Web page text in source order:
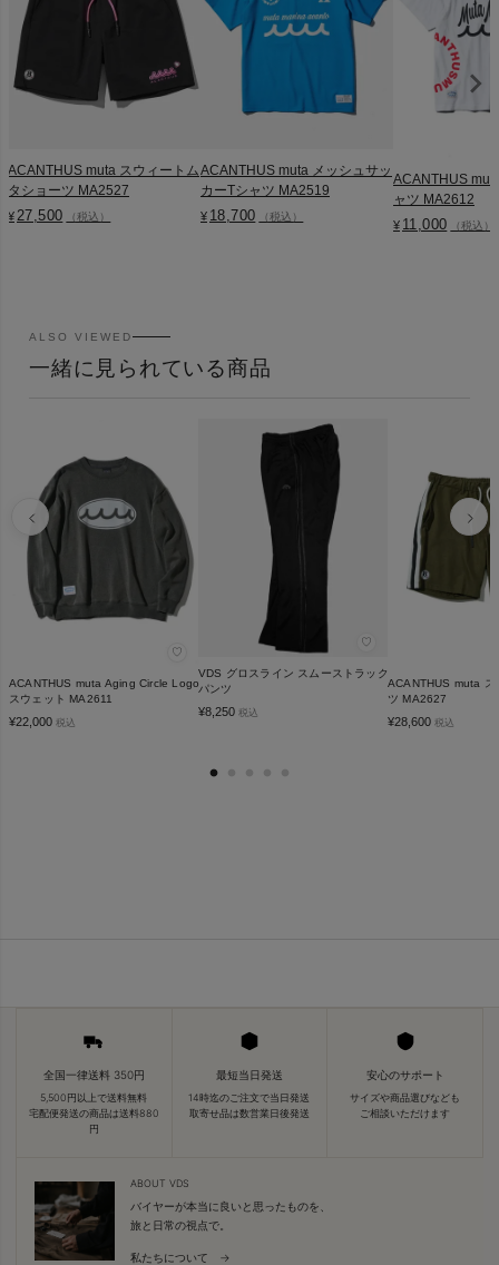
ACANTHUS muta スウィートム
タショーツ MA2527
¥ 27,500 （税込）
ACANTHUS muta メッシュサッ
カーTシャツ MA2519
¥ 18,700 （税込）
ACANTHUS
ャツ MA2612
¥ 11,000 （税込）
ALSO VIEWED
一緒に見られている商品
♡
ACANTHUS muta Aging Circle Logo
スウェット MA2611
¥22,000 税込
♡
VDS グロスライン スムーストラック
パンツ
¥8,250 税込
ACANTHUS muta ス
ツ MA2627
¥28,600 税込
全国一律送料 350円
5,500円以上で送料無料
宅配便発送の商品は送料880
円
最短当日発送
14時迄のご注文で当日発送
取寄せ品は数営業日後発送
安心のサポート
サイズや商品選びなども
ご相談いただけます
ABOUT VDS
バイヤーが本当に良いと思ったものを、
旅と日常の視点で。
私たちについて →